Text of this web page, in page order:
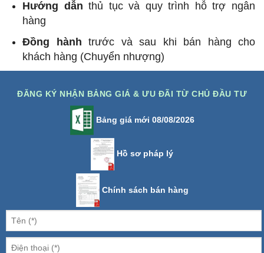
Hướng dẫn thủ tục và quy trình hỗ trợ ngân
hàng
Đồng hành trước và sau khi bán hàng cho
khách hàng (Chuyển nhượng)
ĐĂNG KÝ NHẬN BẢNG GIÁ & ƯU ĐÃI TỪ CHỦ ĐẦU TƯ
Bảng giá mới 08/08/2026
Hồ sơ pháp lý
Chính sách bán hàng